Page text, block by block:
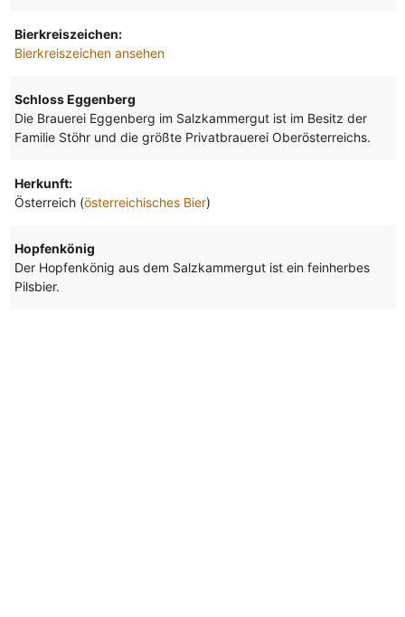
Bierkreiszeichen:
Bierkreiszeichen ansehen
Schloss Eggenberg
Die Brauerei Eggenberg im Salzkammergut ist im Besitz der
Familie Stöhr und die größte Privatbrauerei Oberösterreichs.
Herkunft:
Österreich (österreichisches Bier)
Hopfenkönig
Der Hopfenkönig aus dem Salzkammergut ist ein feinherbes
Pilsbier.